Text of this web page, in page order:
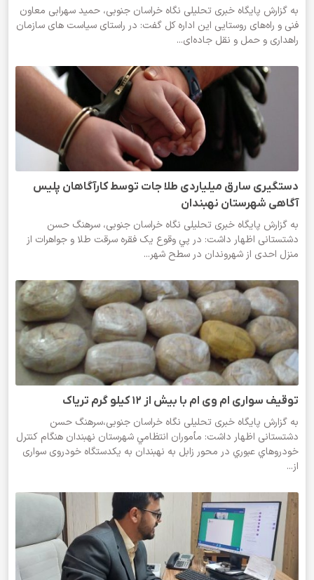
به گزارش پایگاه خبری تحلیلی نگاه خراسان جنوبی، حمید سهرابی معاون
فنی و راه‌های روستایی این اداره کل گفت: در راستای سیاست های سازمان
راهداری و حمل و نقل جاده‌ای...
دستگيري سارق میلیاردی طلا جات توسط کارآگاهان پليس
آگاهی شهرستان نهبندان
به گزارش پایگاه خبری تحلیلی نگاه خراسان جنوبی، سرهنگ حسن
دشتستانی اظهار داشت: در پي وقوع یک فقره سرقت طلا و جواهرات از
منزل احدی از شهروندان در سطح شهر...
توقیف سواری ام وی ام با بیش از 12 کیلو گرم تریاک
به گزارش پایگاه خبری تحلیلی نگاه خراسان جنوبی،سرهنگ حسن
دشتستانی اظهار داشت: مأموران انتظامي شهرستان نهبندان هنگام کنترل
خودروهاي عبوري در محور زابل به نهبندان به یکدستگاه خودروی سواری
از...